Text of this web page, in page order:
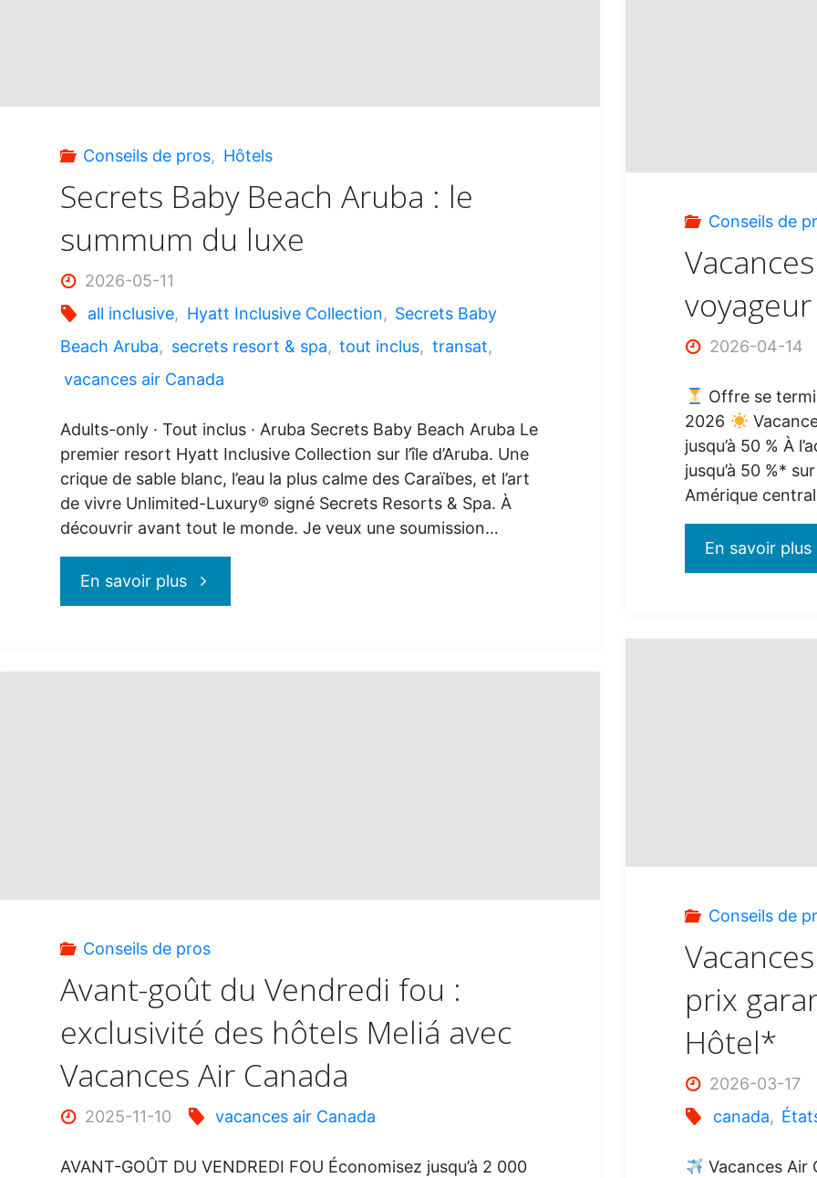
bonne
idée"
Conseils de pros, Hôtels
Secrets Baby Beach Aruba : le
summum du luxe
2026-05-11
all inclusive, Hyatt Inclusive Collection, Secrets Baby
Beach Aruba, secrets resort & spa, tout inclus, transat,
vacances air Canada
Adults-only · Tout inclus · Aruba Secrets Baby Beach Aruba Le
premier resort Hyatt Inclusive Collection sur l’île d’Aruba. Une
crique de sable blanc, l’eau la plus calme des Caraïbes, et l’art
de vivre Unlimited-Luxury® signé Secrets Resorts & Spa. À
découvrir avant tout le monde. Je veux une soumission…
En savoir plus"Secrets
luxe"
Conseils de
2026-04-14
Offre se
2026
jusqu’à 50 % À
jusqu’à 50 %*
Amérique
En savoir plus
Conseils de
prix
Hôtel*
2026-03-17
canada,
Vacances Air
Conseils de pros
Avant-goût du Vendredi fou :
exclusivité des hôtels Meliá avec
Vacances Air Canada
2025-11-10 vacances air Canada
AVANT-GOÛT DU VENDREDI FOU Économisez jusqu’à 2 000